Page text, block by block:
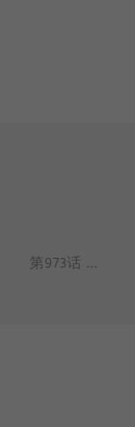
第973话 妈祖出品，质量无忧。